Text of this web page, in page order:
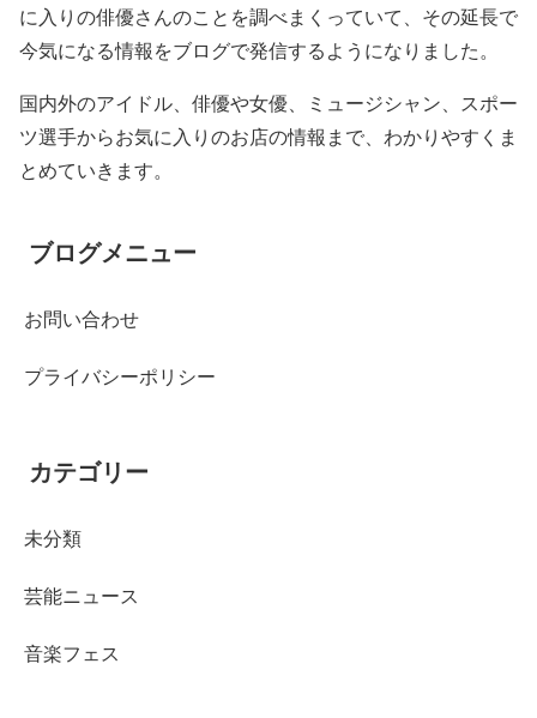
に入りの俳優さんのことを調べまくっていて、その延長で
今気になる情報をブログで発信するようになりました。
国内外のアイドル、俳優や女優、ミュージシャン、スポー
ツ選手からお気に入りのお店の情報まで、わかりやすくま
とめていきます。
ブログメニュー
お問い合わせ
プライバシーポリシー
カテゴリー
未分類
芸能ニュース
音楽フェス